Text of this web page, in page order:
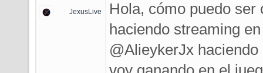
JexusLive
Hola, cómo puedo ser
haciendo streaming
@AlieykerJx